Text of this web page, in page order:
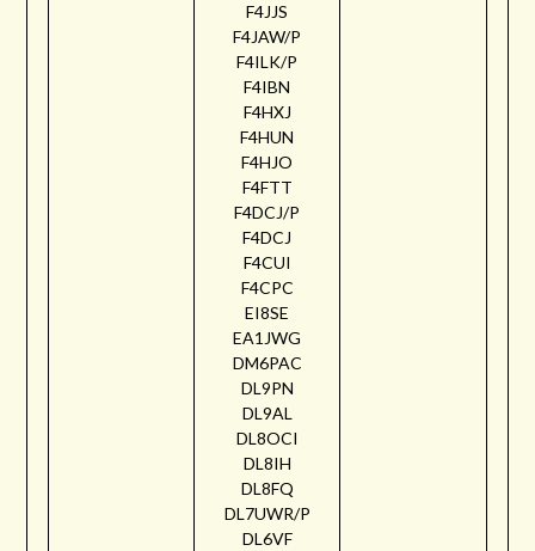
F4JJS
F4JAW/P
F4ILK/P
F4IBN
F4HXJ
F4HUN
F4HJO
F4FTT
F4DCJ/P
F4DCJ
F4CUI
F4CPC
EI8SE
EA1JWG
DM6PAC
DL9PN
DL9AL
DL8OCI
DL8IH
DL8FQ
DL7UWR/P
DL6VF